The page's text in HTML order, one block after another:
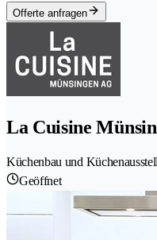
Offerte anfragen
La Cuisine
Küchenbau und
Geöffnet